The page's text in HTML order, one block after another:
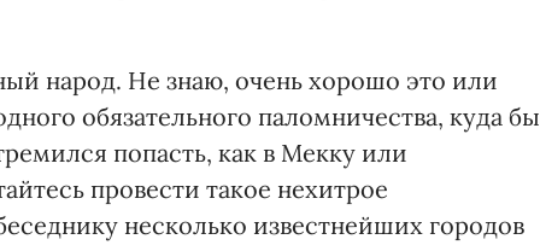
народ. Не знаю, очень хорошо это или
обязательного паломничества, куда бы
попасть, как в Мекку или
провести такое нехитрое
несколько известнейших городов